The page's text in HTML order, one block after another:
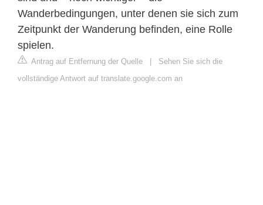
Wanderbedingungen, unter denen sie sich zum
Zeitpunkt der Wanderung befinden, eine Rolle
spielen.
Antrag auf Entfernung der Quelle | Sehen Sie sich die
vollständige Antwort auf translate.google.com an